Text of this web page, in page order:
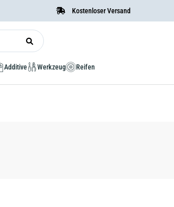
Kostenloser Versand
Additive Werkzeug Reifen